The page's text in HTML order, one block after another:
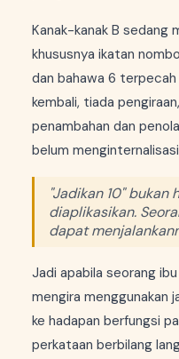
Kanak-kanak B sedang
khususnya ikatan
dan bahawa 6
kembali, tiada
penambahan dan
belum
"Jadikan 10"
diaplikasikan.
dapat
Jadi apabila seorang
mengira menggunakan
ke hadapan berfungsi
perkataan berbilang